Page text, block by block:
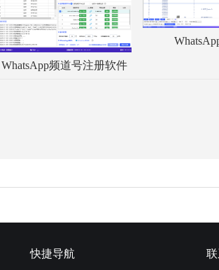
WhatsApp频道号注册软件
快捷导航